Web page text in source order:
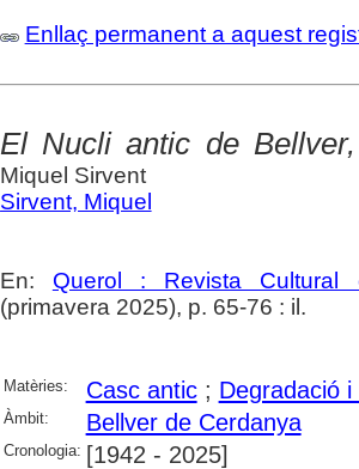
Enllaç permanent a aquest
El Nucli antic de
Miquel Sirvent
Sirvent, Miquel
En: Querol : Revista Cultural
(primavera 2025), p. 65-76 : il.
Matèries: Casc antic; Degradació
Àmbit: Bellver de Cerdanya
Cronologia: [1942 - 2025]